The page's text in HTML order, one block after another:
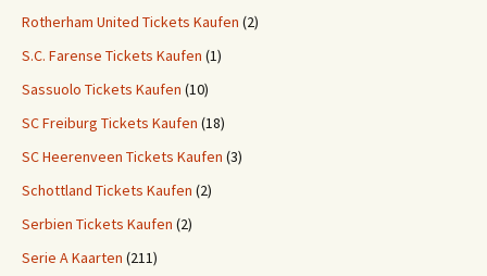
Rotherham United Tickets Kaufen (2)
S.C. Farense Tickets Kaufen (1)
Sassuolo Tickets Kaufen (10)
SC Freiburg Tickets Kaufen (18)
SC Heerenveen Tickets Kaufen (3)
Schottland Tickets Kaufen (2)
Serbien Tickets Kaufen (2)
Serie A Kaarten (211)